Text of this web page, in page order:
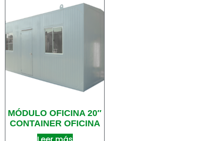
MÓDULO OFICINA 20″
CONTAINER OFICINA